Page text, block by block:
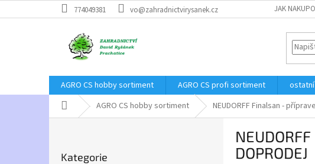
na
774049381 vo@zahradnictvirysanek.cz JAK
AGRO CS hobby sortiment AGRO CS profi sortiment
Domů AGRO CS hobby sortiment NEUDORFF Finalsan -
kategorie
Kategorie
DOPRODEJ